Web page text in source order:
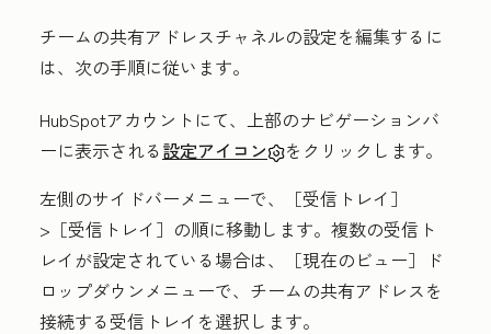
チームの共有アドレスチャネルの設定を編集するに
は、次の手順に従います。
HubSpotアカウントにて、上部のナビゲーションバ
ーに表示される設定アイコン
をクリックします。
左側のサイドバーメニューで、［受信トレイ］
> ［受信トレイ］の順に移動します。複数の受信ト
レイが設定されている場合は、［現在のビュー］
ド
ロップダウンメニューで、チームの共有アドレスを
接続する受信トレイを選択します。